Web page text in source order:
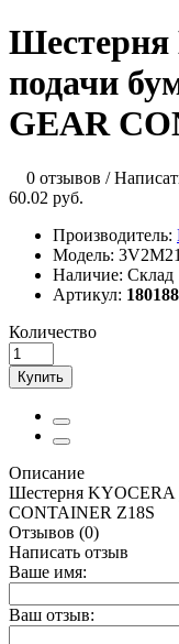
Шестерня
подачи
GEAR
0 отзывов /
60.02 руб.
Производитель:
Модель:
Наличие: Склад
Артикул:
Количество
Купить
Описание
Шестерня KYOCERA
CONTAINER Z18S
Отзывов (0)
Написать отзыв
Ваше имя:
Ваш отзыв: